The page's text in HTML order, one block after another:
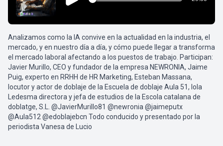
Analizamos como la IA convive en la actualidad en la industria, el
mercado, y en nuestro día a día, y cómo puede llegar a transforma
el mercado laboral afectando a los puestos de trabajo. Participan:
Javier Murillo, CEO y fundador de la empresa NEWRONIA, Jaime
Puig, experto en RRHH de HR Marketing, Esteban Massana,
locutor y actor de doblaje de la Escuela de doblaje Aula 51, Iola
Ledesma directora y jefa de estudios de la Escola catalana de
doblatge, S.L. @JavierMurillo81 @newronia @jaimeputx
@Aula512 @edoblajebcn Todo conducido y presentado por la
periodista Vanesa de Lucio